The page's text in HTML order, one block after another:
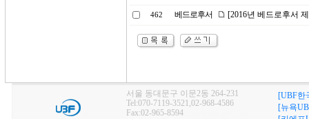
462 베드로후서 [2016년 베드로후서
서울 동대문구 이문2동 264-231
Tel:070-7119-3521,02-968-4586
Fax:02-965-8594
[UBF한
[뉴욕